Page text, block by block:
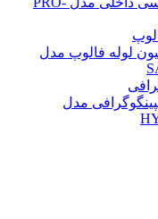
لوله فالوپ مدل
مدل